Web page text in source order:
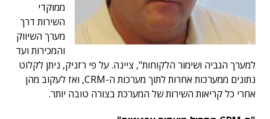
ממוקדי
השירות דרך
מערך השיווק
והמכירות ועד
למערך הגביה ושימור הלקוחות", ציינה. על פי רזניק, ניתן לקלוט
נתונים ממערכות אחרות לתוך מערכות ה-CRM, ואז לעקוב מהן
אחרי כל קריאות השירות של המערכת בצורה טובה יותר.